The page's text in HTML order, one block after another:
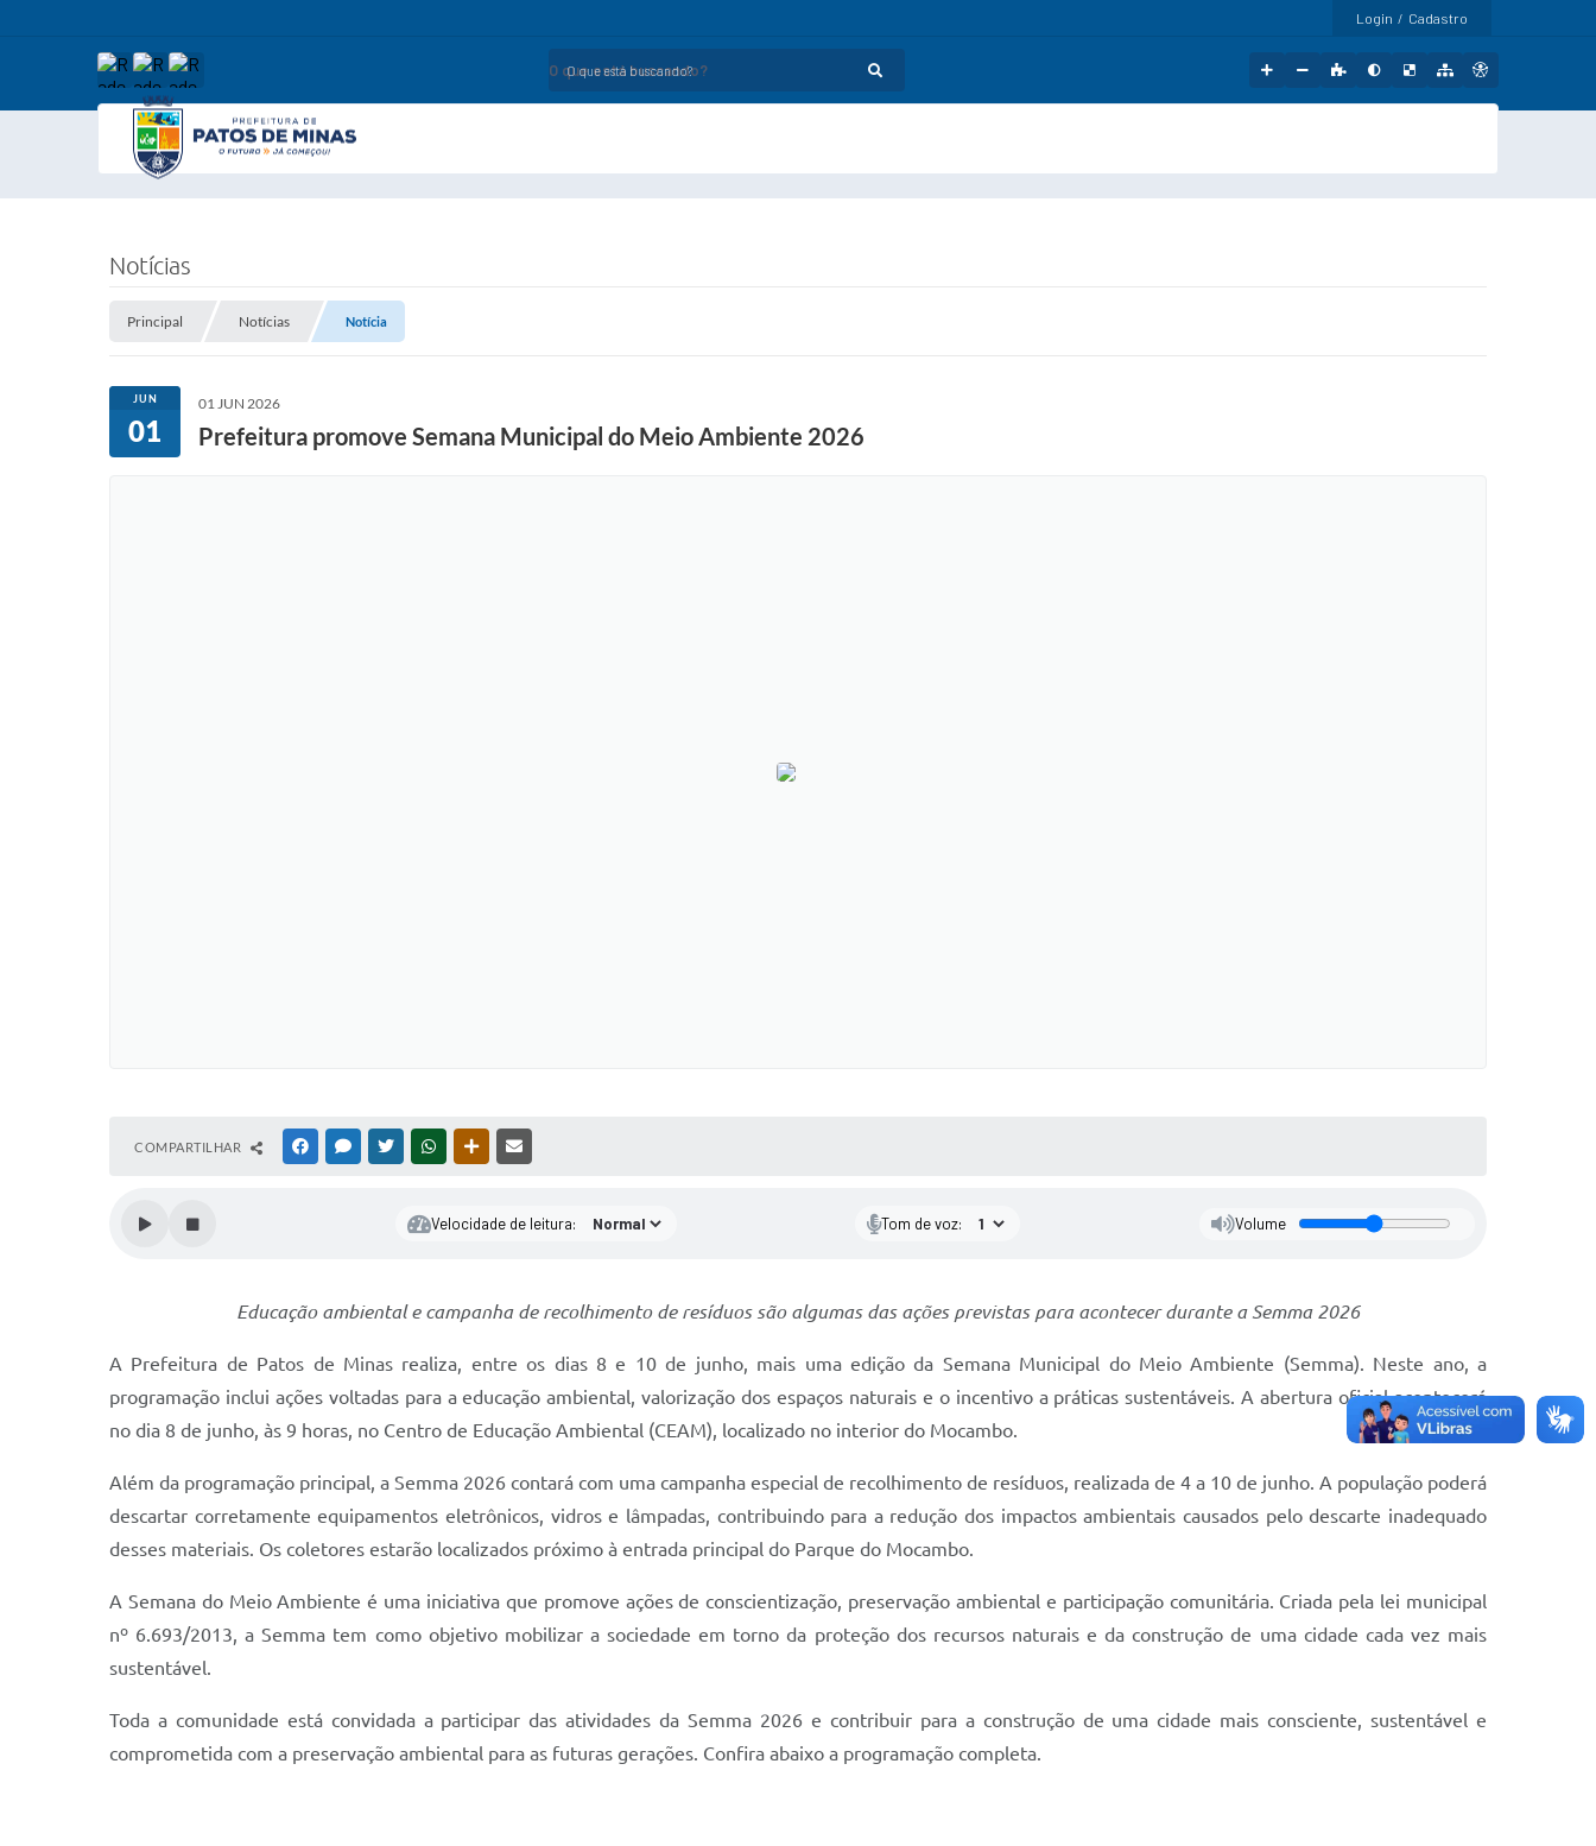
Login / Cadastro
O que está buscando?
Notícias
Principal Notícias Notícia
JUN
01
01 JUN 2026
Prefeitura promove Semana Municipal do Meio Ambiente 2026
COMPARTILHAR FACEBOOKMESSENGER
TWITTERWHATSAPPOUTRAS MÍDIAS
Velocidade de leitura: Tom de voz: Volume
Educação ambiental e campanha de recolhimento de resíduos são algumas das ações previstas para acontecer durante a Semma 2026
A Prefeitura de Patos de Minas realiza, entre os dias 8 e 10 de junho, mais uma edição da Semana Municipal do Meio Ambiente (Semma). Neste ano, a
programação inclui ações voltadas para a educação ambiental, valorização dos espaços naturais e o incentivo a práticas sustentáveis. A abertura oficial acontecerá
no dia 8 de junho, às 9 horas, no Centro de Educação Ambiental (CEAM), localizado no interior do Mocambo.
Além da programação principal, a Semma 2026 contará com uma campanha especial de recolhimento de resíduos, realizada de 4 a 10 de junho. A população poderá
descartar corretamente equipamentos eletrônicos, vidros e lâmpadas, contribuindo para a redução dos impactos ambientais causados pelo descarte inadequado
desses materiais. Os coletores estarão localizados próximo à entrada principal do Parque do Mocambo.
A Semana do Meio Ambiente é uma iniciativa que promove ações de conscientização, preservação ambiental e participação comunitária. Criada pela lei municipal
nº 6.693/2013, a Semma tem como objetivo mobilizar a sociedade em torno da proteção dos recursos naturais e da construção de uma cidade cada vez mais
sustentável.
Toda a comunidade está convidada a participar das atividades da Semma 2026 e contribuir para a construção de uma cidade mais consciente, sustentável e
comprometida com a preservação ambiental para as futuras gerações. Confira abaixo a programação completa.